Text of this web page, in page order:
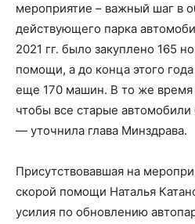
мероприятие – важный шаг в
действующего парка
2021 гг. было закуплено 165
помощи, а до конца этого
еще 170 машин. В то же время
чтобы все старые автомобили
— уточнила глава Минздрава.
Присутствовавшая на
скорой помощи Наталья
усилия по обновлению